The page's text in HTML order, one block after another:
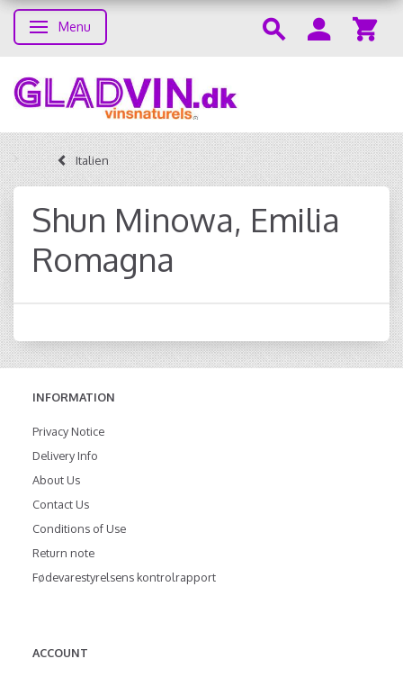
Toggle navigation
Menu
Italien
Shun Minowa, Emilia
Romagna
INFORMATION
Privacy Notice
Delivery Info
About Us
Contact Us
Conditions of Use
Return note
Fødevarestyrelsens kontrolrapport
ACCOUNT